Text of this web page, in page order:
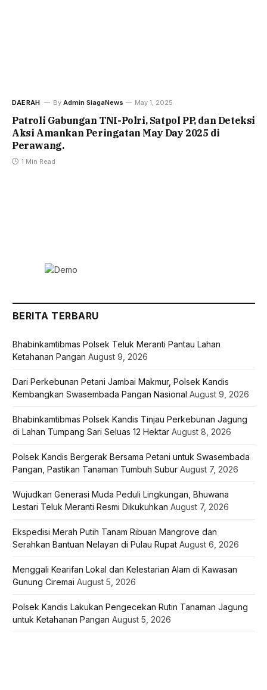
DAERAH By Admin SiagaNews May 1, 2025
Patroli Gabungan TNI-Polri, Satpol PP, dan Deteksi
Aksi Amankan Peringatan May Day 2025 di
Perawang.
1 Min Read
BERITA TERBARU
Bhabinkamtibmas Polsek Teluk Meranti Pantau Lahan
Ketahanan Pangan August 9, 2026
Dari Perkebunan Petani Jambai Makmur, Polsek Kandis
Kembangkan Swasembada Pangan Nasional August 9, 2026
Bhabinkamtibmas Polsek Kandis Tinjau Perkebunan Jagung
di Lahan Tumpang Sari Seluas 12 Hektar August 8, 2026
Polsek Kandis Bergerak Bersama Petani untuk Swasembada
Pangan, Pastikan Tanaman Tumbuh Subur August 7, 2026
Wujudkan Generasi Muda Peduli Lingkungan, Bhuwana
Lestari Teluk Meranti Resmi Dikukuhkan August 7, 2026
Ekspedisi Merah Putih Tanam Ribuan Mangrove dan
Serahkan Bantuan Nelayan di Pulau Rupat August 6, 2026
Menggali Kearifan Lokal dan Kelestarian Alam di Kawasan
Gunung Ciremai August 5, 2026
Polsek Kandis Lakukan Pengecekan Rutin Tanaman Jagung
untuk Ketahanan Pangan August 5, 2026